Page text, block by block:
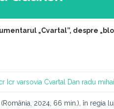
„Cvartal”, despre
Icr varsovia Cvartal Dan radu mihai
(România, 2024, 66 min.), în regia